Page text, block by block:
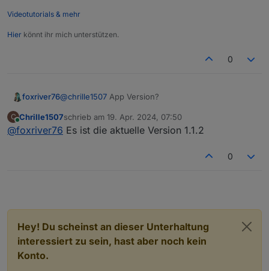
Videotutorials & mehr
Hier könnt ihr mich unterstützen.
0
foxriver76@chrille1507 App Version?
C
Online
Chrille1507schrieb am 19. Apr. 2024, 07:50
zuletzt editiert von
@foxriver76 Es ist die aktuelle Version 1.1.2
0
Hey! Du scheinst an dieser Unterhaltung
interessiert zu sein, hast aber noch kein
Konto.